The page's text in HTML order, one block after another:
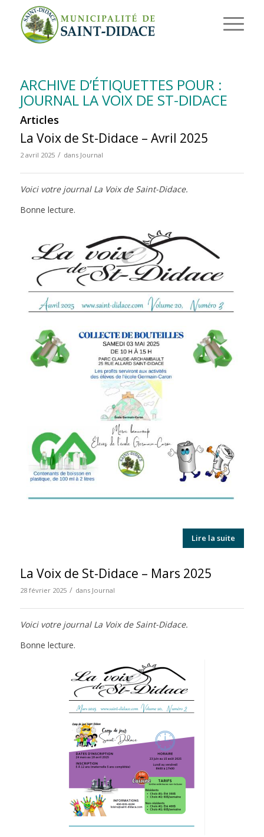
ARCHIVE D’ÉTIQUETTES POUR :
JOURNAL LA VOIX DE ST-DIDACE
Articles
La Voix de St-Didace – Avril 2025
2 avril 2025 / dans Journal
Voici votre journal La Voix de Saint-Didace.
Bonne lecture.
Lire la suite
La Voix de St-Didace – Mars 2025
28 février 2025 / dans Journal
Voici votre journal La Voix de Saint-Didace.
Bonne lecture.